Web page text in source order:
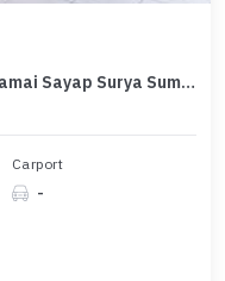
Ruko Ex Klinik Siap Pakai Daerah Ramai Sayap Surya Sumantri
Carport
-